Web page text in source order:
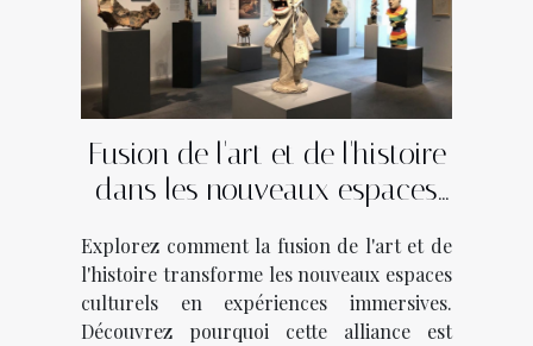
Fusion de l'art et de l'histoire
dans les nouveaux espaces
Explorez comment la fusion de l'art et de
l'histoire transforme les nouveaux espaces
culturels en expériences immersives.
Découvrez pourquoi cette alliance est